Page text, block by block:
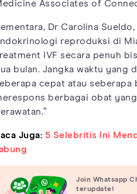
Associates of
Dr Carolina
reproduksi di
IVF secara penuh
bulan. Jangka waktu yang
cepat atau seberapa
berbagai obat
Juga: 5 Selebritis Ini
Join Whatsapp
terupdate!